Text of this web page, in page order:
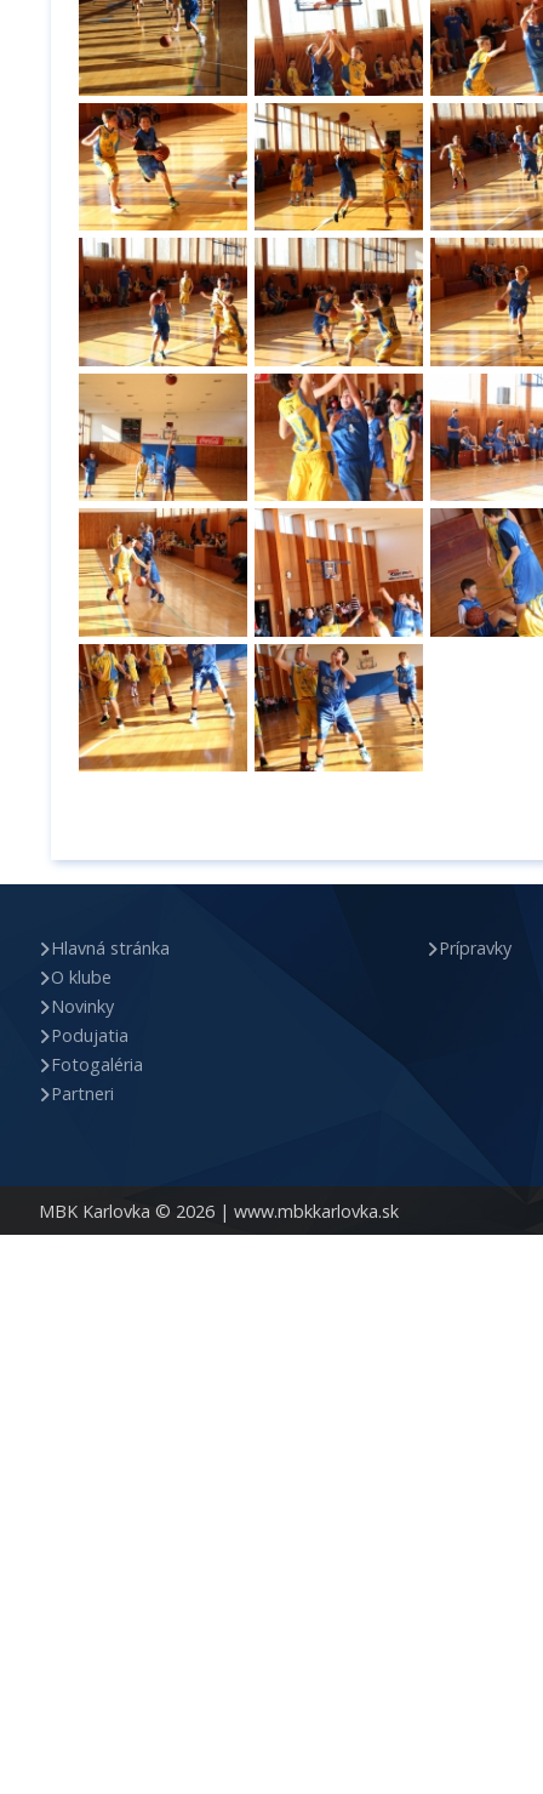
MBK Karlovka © 2026 | www.mbkkarlovka.sk
Hlavná stránka
O klube
Novinky
Podujatia
Fotogaléria
Partneri
Prípravky